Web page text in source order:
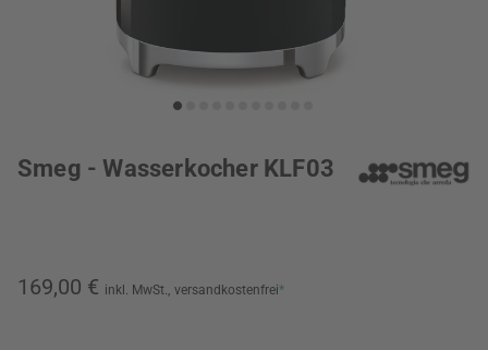
Smeg - Wasserkocher KLF03
169,00 € inkl. MwSt., versandkostenfrei*